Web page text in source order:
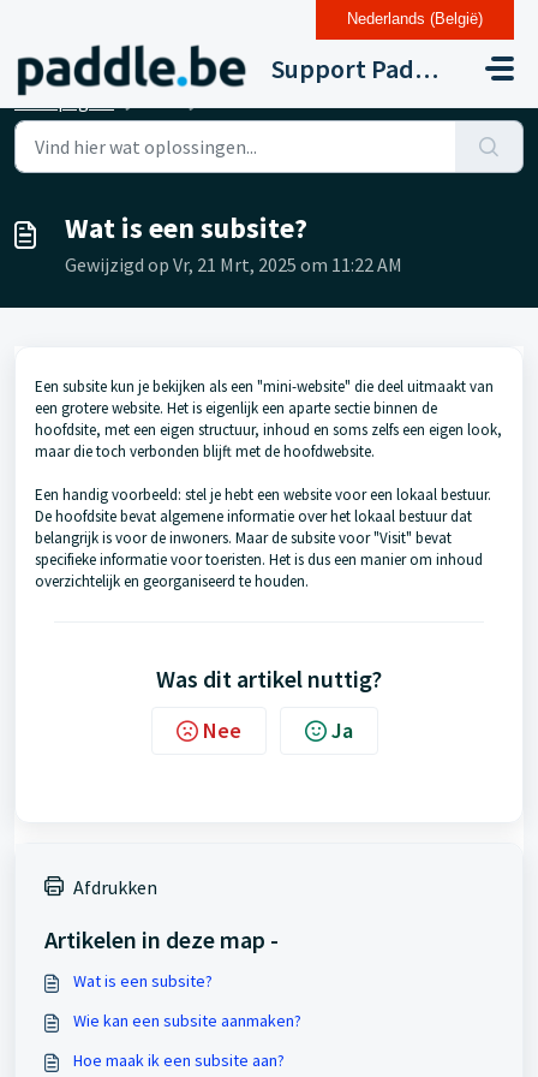
Doorgaan naar hoofdinhoud
Support Paddle Drupal 11
Startpagina
Wat is een subsite?
Gewijzigd op Vr, 21 Mrt, 2025 om 11:22 AM
Een subsite kun je bekijken als een "mini-website" die deel uitmaakt van
een grotere website. Het is eigenlijk een aparte sectie binnen de
hoofdsite, met een eigen structuur, inhoud en soms zelfs een eigen look,
maar die toch verbonden blijft met de hoofdwebsite.
Een handig voorbeeld: stel je hebt een website voor een lokaal bestuur.
De hoofdsite bevat algemene informatie over het lokaal bestuur dat
belangrijk is voor de inwoners. Maar de subsite voor "Visit" bevat
specifieke informatie voor toeristen. Het is dus een manier om inhoud
overzichtelijk en georganiseerd te houden.
Was dit artikel nuttig?
Nee Ja
Afdrukken
Artikelen in deze map -
Wat is een subsite?
Wie kan een subsite aanmaken?
Hoe maak ik een subsite aan?
Nederlands (België)